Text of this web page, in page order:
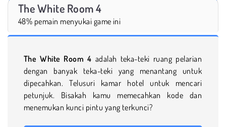
The White Room 4
48% pemain menyukai game ini
The White Room 4 adalah teka-teki ruang pelarian
dengan banyak teka-teki yang menantang untuk
dipecahkan. Telusuri kamar hotel untuk mencari
petunjuk. Bisakah kamu memecahkan kode dan
menemukan kunci pintu yang terkunci?